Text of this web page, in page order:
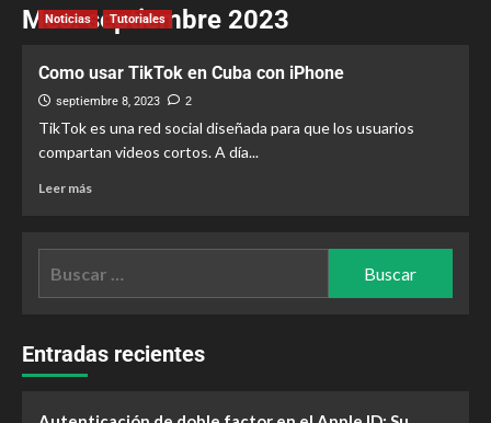
Mes:septiembre 2023
Noticias Tutoriales
Como usar TikTok en Cuba con iPhone
septiembre 8, 2023 2
TikTok es una red social diseñada para que los usuarios
compartan videos cortos. A día...
Leer más
Entradas recientes